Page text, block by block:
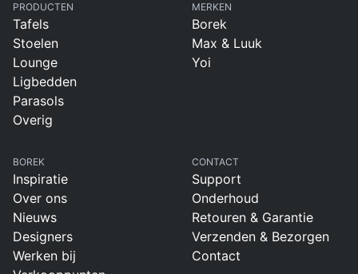
PRODUCTEN
Tafels
Stoelen
Lounge
Ligbedden
Parasols
Overig
MERKEN
Borek
Max & Luuk
Yoi
BOREK
Inspiratie
Over ons
Nieuws
Designers
Werken bij
CONTACT
Support
Onderhoud
Retouren & Garantie
Verzenden & Bezorgen
Contact